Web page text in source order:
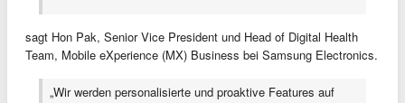
sagt Hon Pak, Senior Vice President und Head of Digital Health
Team, Mobile eXperience (MX) Business bei Samsung Electronics.
„Wir werden personalisierte und proaktive Features auf